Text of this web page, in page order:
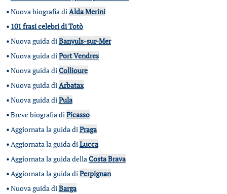
•Nuova biografia diAlda Merini
• 101 frasi celebri di Totò
•Nuova guida diBanyuls-sur-Mer
•Nuova guida diPort Vendres
•Nuova guida diCollioure
•Nuova guida diArbatax
•Nuova guida diPula
•Breve biografia diPicasso
•Aggiornata la guida diPraga
•Aggiornata la guida diLucca
•Aggiornata la guida dellaCosta Brava
•Aggiornata la guida diPerpignan
•Nuova guida diBarga